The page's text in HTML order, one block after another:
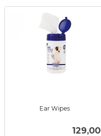
Ear Wipes
Pris
129,00